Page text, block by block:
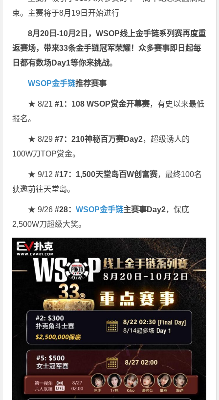
束。主赛将于8月19日开始进行
8月20日-10月2日，WSOP线上金手链系列赛再度重
返赛场，带来33条金手链冠军荣耀！众多赛事即日起每
日都有数场Day1等你来挑战。
WSOP金手链推荐赛事
★ 8/21#1：108 WSOP赏金开幕赛，有史以来最低
报名。
★ 8/29#7：210神秘百万赛Day2，超级诱人的
100W刀TOP赏金。
★ 9/12#17：1,500天堂岛百W创富赛，最终100名
获邀前往天堂岛。
★ 9/26#28：WSOP金手链主赛事Day2，保底
2,500W刀超级大奖。